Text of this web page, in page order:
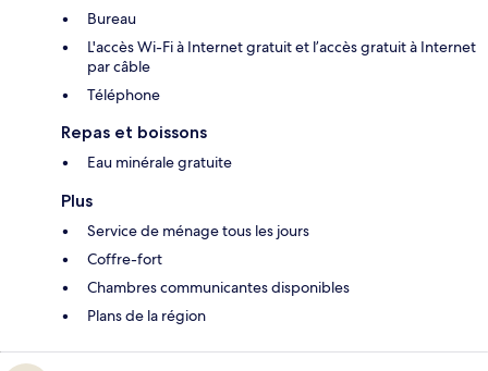
Bureau
L'accès Wi-Fi à Internet gratuit et l’accès gratuit à Internet
par câble
Téléphone
Repas et boissons
Eau minérale gratuite
Plus
Service de ménage tous les jours
Coffre-fort
Chambres communicantes disponibles
Plans de la région